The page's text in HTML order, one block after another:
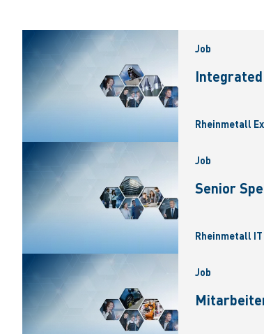
Job
Rheinmetall
Job
Senior
Rheinmetall
Job